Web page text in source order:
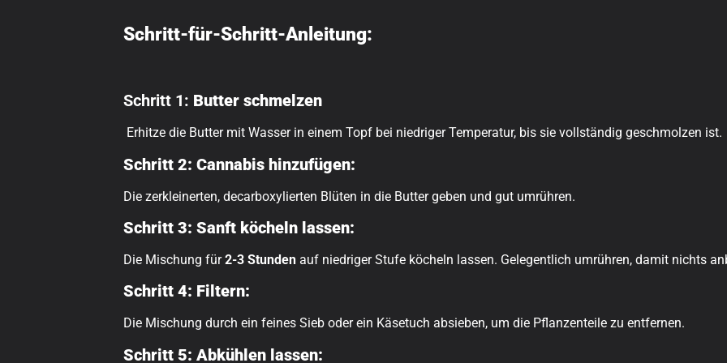
Schritt-für-Schritt-Anleitung:
Schritt 1: Butter schmelzen
Erhitze die Butter mit Wasser in einem Topf bei niedriger Temperatur, bis sie vollständig geschmolzen ist.
Schritt 2: Cannabis hinzufügen:
Die zerkleinerten, decarboxylierten Blüten in die Butter geben und gut umrühren.
Schritt 3: Sanft köcheln lassen:
Die Mischung für2-3 Stunden auf niedriger Stufe köcheln lassen. Gelegentlich umrühren, damit nichts
Schritt 4: Filtern:
Die Mischung durch ein feines Sieb oder ein Käsetuch absieben, um die Pflanzenteile zu entfernen.
Schritt 5: Abkühlen lassen: